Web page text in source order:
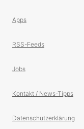
Apps
RSS-Feeds
Jobs
Kontakt / News-Tipps
Datenschutzerklärung